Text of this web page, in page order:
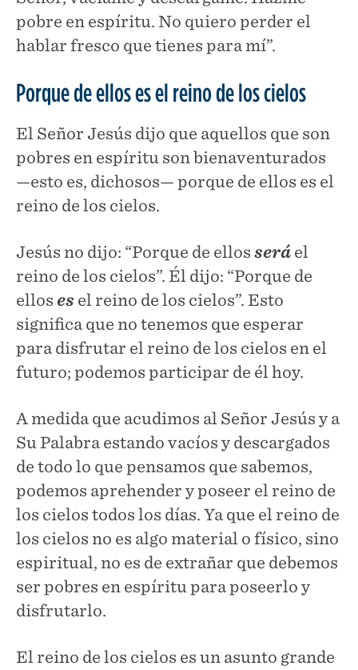
pobre en espíritu. No quiero perder el
hablar fresco que tienes para mí”.
Porque de ellos es el reino de los cielos
El Señor Jesús dijo que aquellos que son
pobres en espíritu son bienaventurados
—esto es, dichosos— porque de ellos es el
reino de los cielos.
Jesús no dijo: “Porque de ellos será el
reino de los cielos”. Él dijo: “Porque de
ellos es el reino de los cielos”. Esto
significa que no tenemos que esperar
para disfrutar el reino de los cielos en el
futuro; podemos participar de él hoy.
A medida que acudimos al Señor Jesús y a
Su Palabra estando vacíos y descargados
de todo lo que pensamos que sabemos,
podemos aprehender y poseer el reino de
los cielos todos los días. Ya que el reino de
los cielos no es algo material o físico, sino
espiritual, no es de extrañar que debemos
ser pobres en espíritu para poseerlo y
disfrutarlo.
El reino de los cielos es un asunto grande